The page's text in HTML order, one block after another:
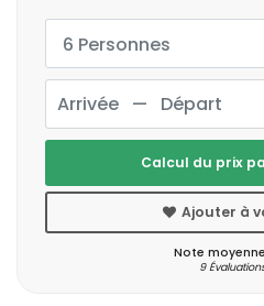
6 Personnes
Calcul du prix
Ajouter à
Note moyenne
9